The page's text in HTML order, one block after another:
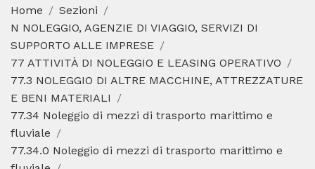
SEZIONI
CODICE ATECO A COSA SERVE
CODICE FISCALE
Home
Sezioni
N NOLEGGIO, AGENZIE DI VIAGGIO, SERVIZI DI
SUPPORTO ALLE IMPRESE
77 ATTIVITÀ DI NOLEGGIO E LEASING OPERATIVO
77.3 NOLEGGIO DI ALTRE MACCHINE, ATTREZZATURE
E BENI MATERIALI
77.34 Noleggio di mezzi di trasporto marittimo e
fluviale
77.34.0 Noleggio di mezzi di trasporto marittimo e